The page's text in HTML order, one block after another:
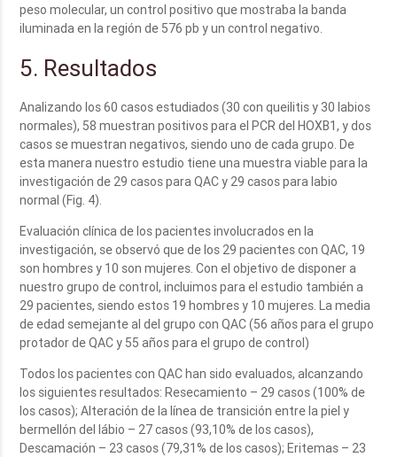
peso molecular, un control positivo que mostraba la banda
iluminada en la región de 576 pb y un control negativo.
5. Resultados
Analizando los 60 casos estudiados (30 con queilitis y 30 labios
normales), 58 muestran positivos para el PCR del HOXB1, y dos
casos se muestran negativos, siendo uno de cada grupo. De
esta manera nuestro estudio tiene una muestra viable para la
investigación de 29 casos para QAC y 29 casos para labio
normal (Fig. 4).
Evaluación clínica de los pacientes involucrados en la
investigación, se observó que de los 29 pacientes con QAC, 19
son hombres y 10 son mujeres. Con el objetivo de disponer a
nuestro grupo de control, incluimos para el estudio también a
29 pacientes, siendo estos 19 hombres y 10 mujeres. La media
de edad semejante al del grupo con QAC (56 años para el grupo
protador de QAC y 55 años para el grupo de control)
Todos los pacientes con QAC han sido evaluados, alcanzando
los siguientes resultados: Resecamiento – 29 casos (100% de
los casos); Alteración de la línea de transición entre la piel y
bermellón del lábio – 27 casos (93,10% de los casos),
Descamación – 23 casos (79,31% de los casos); Eritemas – 23